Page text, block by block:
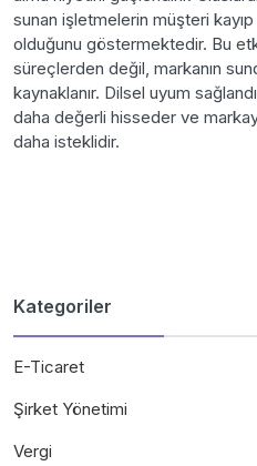
sunan işletmelerin müşteri
olduğunu göstermektedir. Bu
süreçlerden değil, markanın
kaynaklanır. Dilsel uyum
daha değerli hisseder ve
daha isteklidir.
Kategoriler
E-Ticaret
Şirket Yönetimi
Vergi